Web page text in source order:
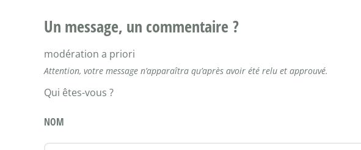
Un message, un commentaire ?
modération a priori
Attention, votre message n’apparaîtra qu’après avoir été relu et approuvé.
Qui êtes-vous ?
NOM